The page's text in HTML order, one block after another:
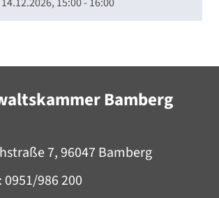
Bamberg
7, 96047 Bamberg
0951/986 200